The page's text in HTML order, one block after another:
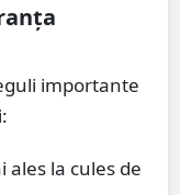
importante
ales la cules de